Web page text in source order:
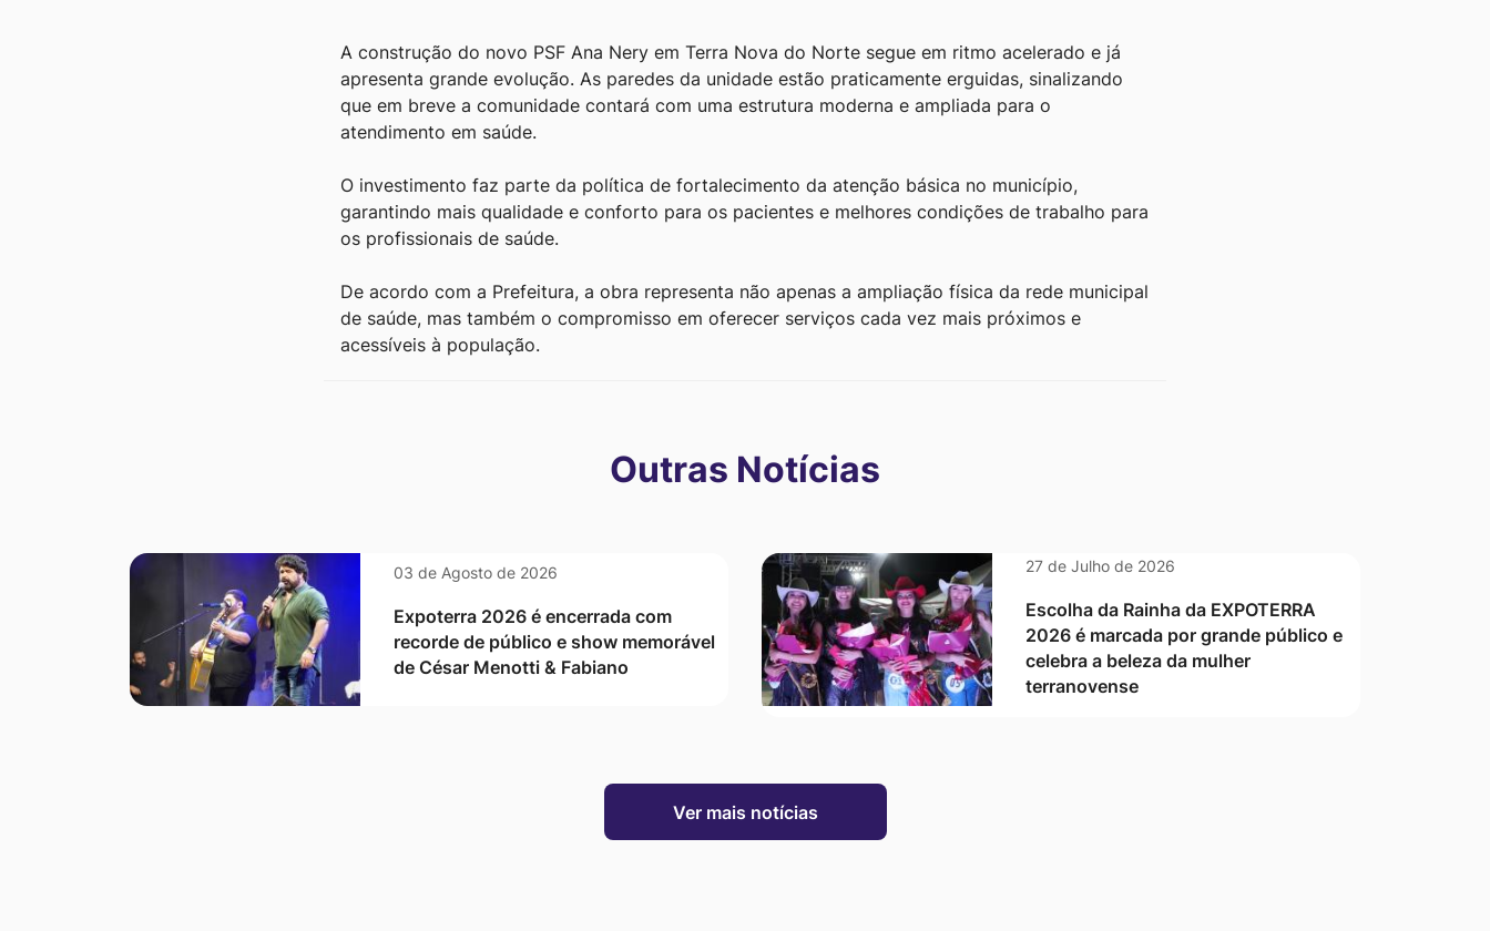
A construção do novo PSF Ana Nery em Terra Nova do Norte segue em ritmo acelerado e já
apresenta grande evolução. As paredes da unidade estão praticamente erguidas, sinalizando
que em breve a comunidade contará com uma estrutura moderna e ampliada para o
atendimento em saúde.
O investimento faz parte da política de fortalecimento da atenção básica no município,
garantindo mais qualidade e conforto para os pacientes e melhores condições de trabalho para
os profissionais de saúde.
De acordo com a Prefeitura, a obra representa não apenas a ampliação física da rede municipal
de saúde, mas também o compromisso em oferecer serviços cada vez mais próximos e
acessíveis à população.
Outras Notícias
03 de Agosto de 2026
Expoterra 2026 é encerrada com
recorde de público e show memorável
de César Menotti & Fabiano
27 de Julho de 2026
Escolha da Rainha da EXPOTERRA
2026 é marcada por grande público e
celebra a beleza da mulher
terranovense
Ver mais notícias